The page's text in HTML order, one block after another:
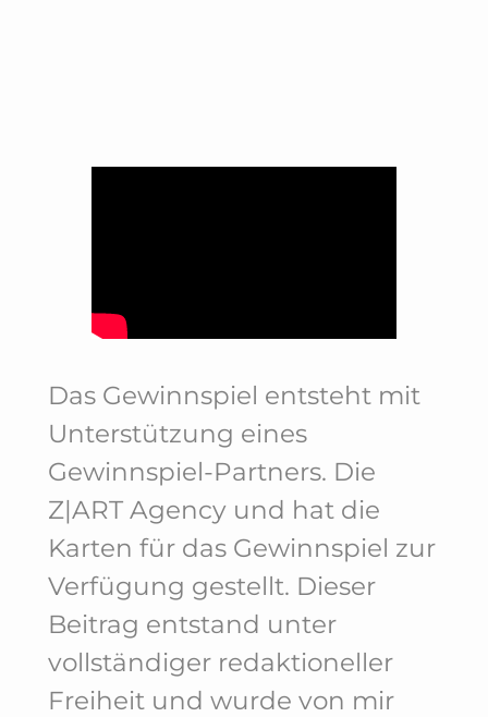
Das Gewinnspiel entsteht mit
Unterstützung eines
Gewinnspiel-Partners. Die
Z|ART Agency und hat die
Karten für das Gewinnspiel zur
Verfügung gestellt. Dieser
Beitrag entstand unter
vollständiger redaktioneller
Freiheit und wurde von mir